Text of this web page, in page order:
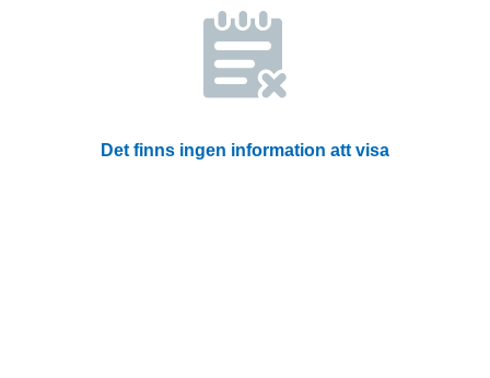
Det finns ingen information att visa